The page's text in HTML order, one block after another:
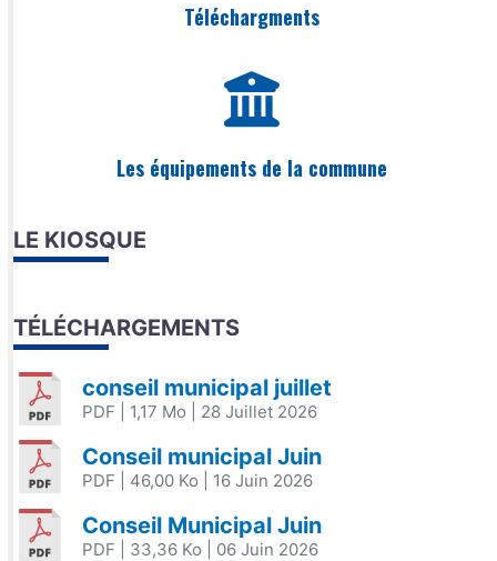
Téléchargments
Les équipements de la commune
LE KIOSQUE
TÉLÉCHARGEMENTS
conseil municipal juillet
PDF | 1,17 Mo | 28 Juillet 2026
Conseil municipal Juin
PDF | 46,00 Ko | 16 Juin 2026
Conseil Municipal Juin
PDF | 33,36 Ko | 06 Juin 2026